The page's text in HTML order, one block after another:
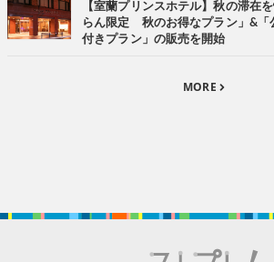
【室蘭プリンスホテル】秋の滞在
らん限定 秋のお得なプラン」&
付きプラン」の販売を開始
MORE